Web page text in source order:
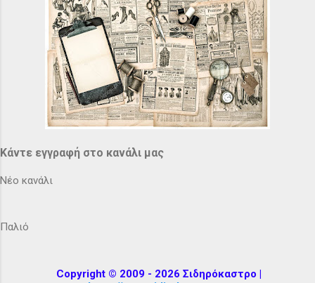
Κάντε εγγραφή στο κανάλι μας
Νέο κανάλι
Παλιό
Copyright © 2009 - 2026 Σιδηρόκαστρο |